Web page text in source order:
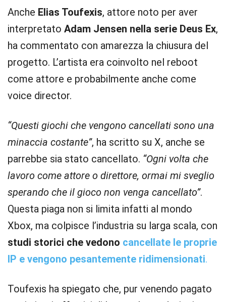
Anche Elias Toufexis, attore noto per aver
interpretato Adam Jensen nella serie Deus Ex,
ha commentato con amarezza la chiusura del
progetto. L’artista era coinvolto nel reboot
come attore e probabilmente anche come
voice director.
“Questi giochi che vengono cancellati sono una
minaccia costante”, ha scritto su X, anche se
parrebbe sia stato cancellato. “Ogni volta che
lavoro come attore o direttore, ormai mi sveglio
sperando che il gioco non venga cancellato”.
Questa piaga non si limita infatti al mondo
Xbox, ma colpisce l’industria su larga scala, con
studi storici che vedono cancellate le proprie
IP e vengono pesantemente ridimensionati.
Toufexis ha spiegato che, pur venendo pagato